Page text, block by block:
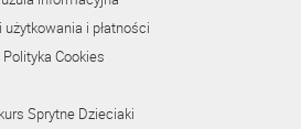
użytkowania i płatności
Polityka Cookies
Sprytne Dzieciaki